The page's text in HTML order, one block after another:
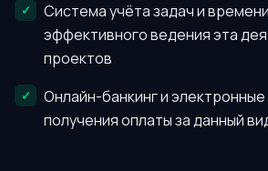
Система учёта задач и
эффективного ведения эта
проектов
Онлайн-банкинг и
получения оплаты за данный